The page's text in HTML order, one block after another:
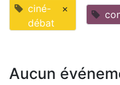
ciné-
débat
×
Aucun